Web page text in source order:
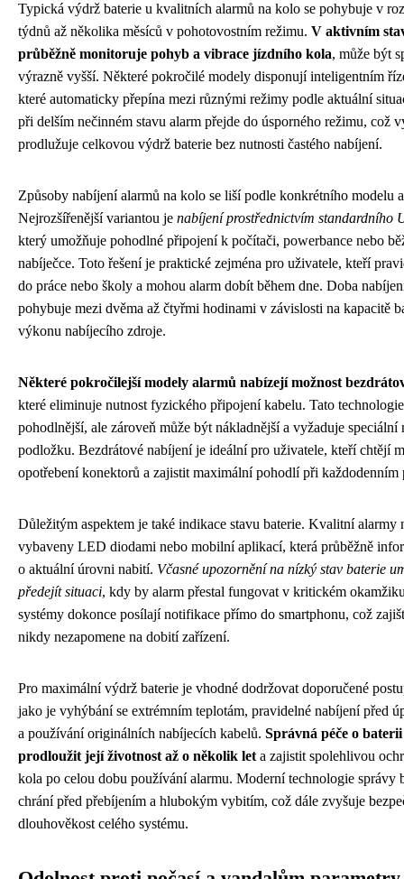
Typická výdrž baterie u kvalitních alarmů na kolo se pohybuje v
týdnů až několika měsíců v pohotovostním režimu. V aktivním
průběžně monitoruje pohyb a vibrace jízdního kola, může být
výrazně vyšší. Některé pokročilé modely disponují inteligentním
které automaticky přepína mezi různými režimy podle aktuální
při delším nečinném stavu alarm přejde do úsporného režimu, což
prodlužuje celkovou výdrž baterie bez nutnosti častého nabíjení.
Způsoby nabíjení alarmů na kolo se liší podle konkrétního modelu
Nejrozšířenější variantou je nabíjení prostřednictvím standardního
který umožňuje pohodlné připojení k počítači, powerbance nebo
nabíječce. Toto řešení je praktické zejména pro uživatele, kteří
do práce nebo školy a mohou alarm dobít během dne. Doba
pohybuje mezi dvěma až čtyřmi hodinami v závislosti na kapacitě
výkonu nabíjecího zdroje.
Některé pokročilejší modely alarmů nabízejí možnost
které eliminuje nutnost fyzického připojení kabelu. Tato
pohodlnější, ale zároveň může být nákladnější a vyžaduje speciální
podložku. Bezdrátové nabíjení je ideální pro uživatele, kteří chtějí
opotřebení konektorů a zajistit maximální pohodlí při každodenním
Důležitým aspektem je také indikace stavu baterie. Kvalitní alarmy
vybaveny LED diodami nebo mobilní aplikací, která průběžně
o aktuální úrovni nabití. Včasné upozornění na nízký stav baterie
předejít situaci, kdy by alarm přestal fungovat v kritickém
systémy dokonce posílají notifikace přímo do smartphonu, což
nikdy nezapomene na dobití zařízení.
Pro maximální výdrž baterie je vhodné dodržovat doporučené
jako je vyhýbání se extrémním teplotám, pravidelné nabíjení před
a používání originálních nabíjecích kabelů. Správná péče o
prodloužit její životnost až o několik let a zajistit spolehlivou
kola po celou dobu používání alarmu. Moderní technologie správy
chrání před přebíjením a hlubokým vybitím, což dále zvyšuje
dlouhověkost celého systému.